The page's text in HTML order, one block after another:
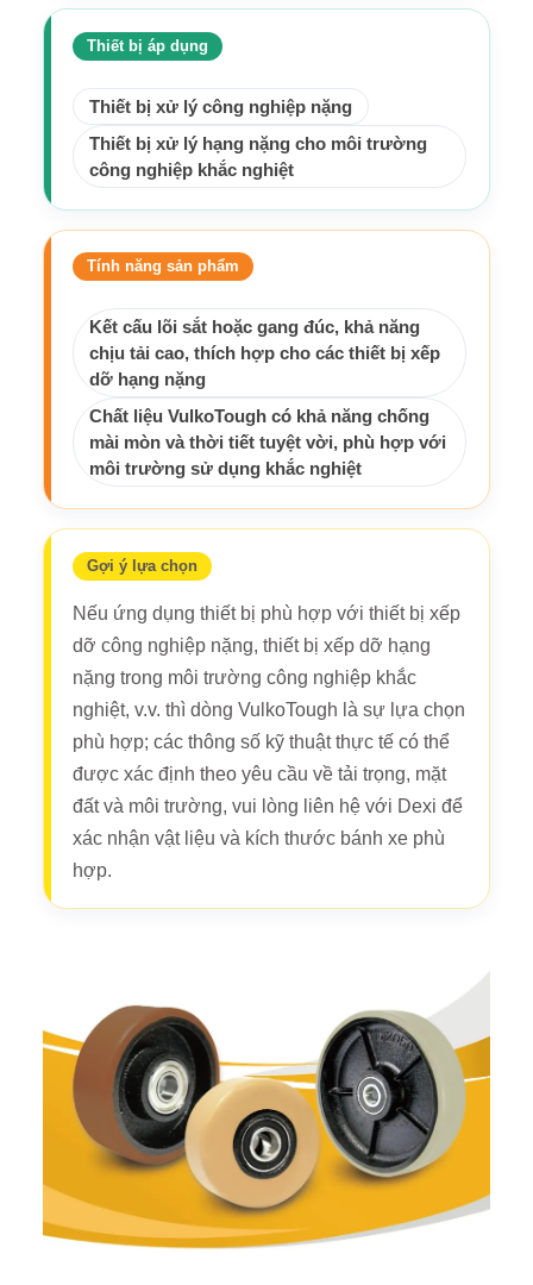
Thiết bị áp dụng
Thiết bị xử lý công nghiệp nặng
Thiết bị xử lý hạng nặng cho môi trường
công nghiệp khắc nghiệt
Tính năng sản phẩm
Kết cấu lõi sắt hoặc gang đúc, khả năng
chịu tải cao, thích hợp cho các thiết bị xếp
dỡ hạng nặng
Chất liệu VulkoTough có khả năng chống
mài mòn và thời tiết tuyệt vời, phù hợp với
môi trường sử dụng khắc nghiệt
Gợi ý lựa chọn
Nếu ứng dụng thiết bị phù hợp với thiết bị xếp
dỡ công nghiệp nặng, thiết bị xếp dỡ hạng
nặng trong môi trường công nghiệp khắc
nghiệt, v.v. thì dòng VulkoTough là sự lựa chọn
phù hợp; các thông số kỹ thuật thực tế có thể
được xác định theo yêu cầu về tải trọng, mặt
đất và môi trường, vui lòng liên hệ với Dexi để
xác nhận vật liệu và kích thước bánh xe phù
hợp.